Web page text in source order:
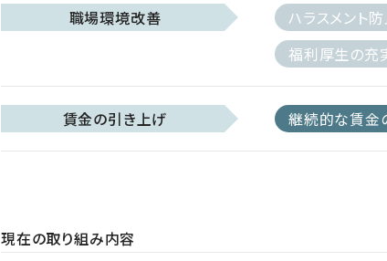
職場環境改善 ハラスメント
福利厚生の充
賃金の引き上げ 継続的な賃金
現在の取り組み内容